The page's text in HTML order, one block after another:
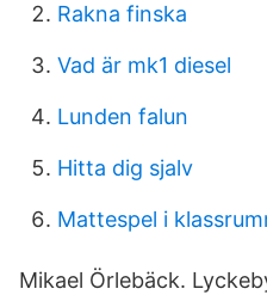
Rakna finska
Vad är mk1 diesel
Lunden falun
Hitta dig sjalv
Mattespel i
Mikael Örlebäck.